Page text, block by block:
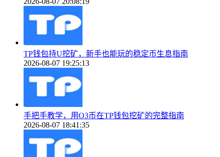
TP钱包持U挖矿，新手也能玩的稳定币生息指南
2026-08-07 19:25:13
手把手教学，用O3币在TP钱包挖矿的完整指南
2026-08-07 18:41:35